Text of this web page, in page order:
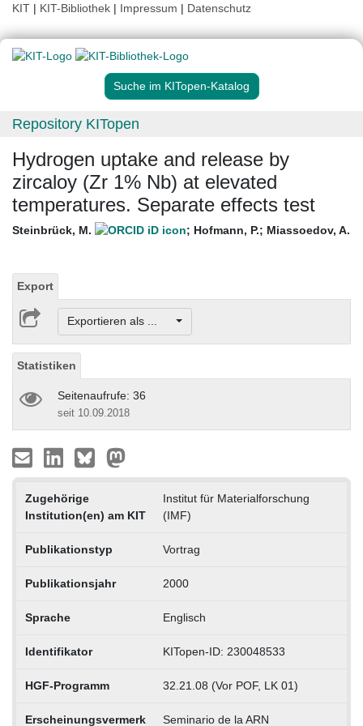
KIT | KIT-Bibliothek | Impressum | Datenschutz
Suche im KITopen-Katalog
Repository KITopen
Hydrogen uptake and release by
zircaloy (Zr 1% Nb) at elevated
temperatures. Separate effects test
Steinbrück, M. ; Hofmann, P.; Miassoedov, A.
Export
Exportieren als ...
Statistiken
Seitenaufrufe: 36
seit 10.09.2018
Zugehörige
Institution(en) am KIT
Institut für Materialforschung
(IMF)
Publikationstyp Vortrag
Publikationsjahr 2000
Sprache Englisch
Identifikator KITopen-ID: 230048533
HGF-Programm 32.21.08 (Vor POF, LK 01)
Erscheinungsvermerk Seminario de la ARN